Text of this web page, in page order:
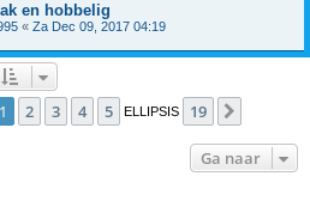
en hobbelig
« Za Dec 09, 2017 04:19
van 19
1 2 3 4 5 ELLIPSIS 19
Ga naar